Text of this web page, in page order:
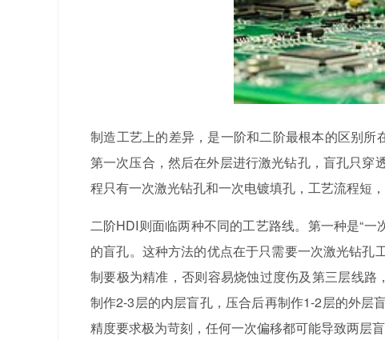
制造工艺上的差异，是一阶和二阶最根本的区别
第一次压合，然后在外层进行激光钻孔，盲孔只穿
程只有一次激光钻孔和一次电镀填孔，工艺流程短
二阶HDI则面临两种不同的工艺路线。第一种是“
的盲孔。这种方法的优点在于只需要一次激光钻
制要极为精准，否则容易烧蚀过度伤及第三层线路
制作2-3层的内层盲孔，压合后再制作1-2层的外层
精度要求极为苛刻，任何一次偏移都可能导致两层盲